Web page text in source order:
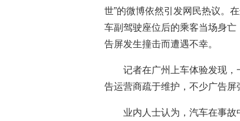
世”的微博依然引发网民热议。
车副驾驶座位后的乘客当场身
告屏发生撞击而遭遇不幸。
记者在广州上车体验发现
告运营商疏于维护，不少广告屏
业内人士认为，汽车在事